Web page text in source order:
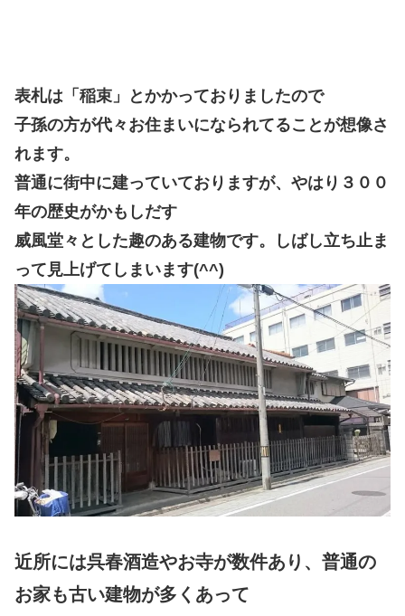
表札は「稲束」とかかっておりましたので
子孫の方が代々お住まいになられてることが想像さ
れます。
普通に街中に建っていておりますが、 やはり３００
年の歴史がかもしだす
威風堂々とした趣のある建物です。
しばし立ち止ま
って見上げてしまいます(^^)
近所には呉春酒造やお寺が数件あり、 普通の
お家も古い建物が多くあって